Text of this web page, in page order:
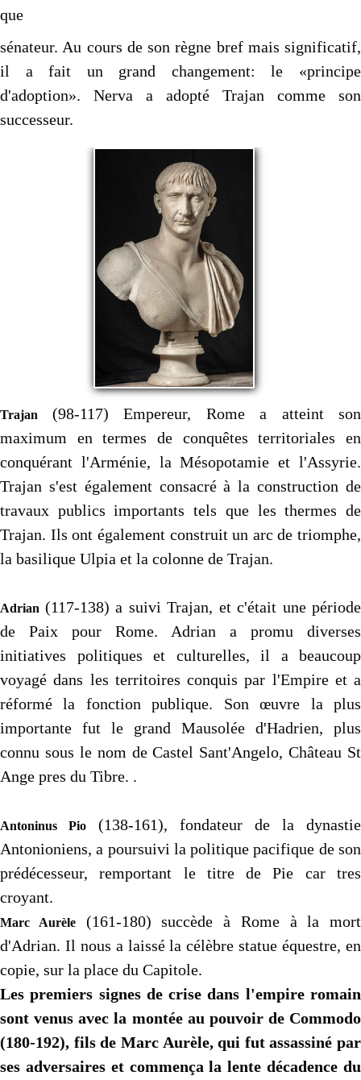
que
sénateur. Au cours de son règne bref mais significatif,
il a fait un grand changement: le «principe
d'adoption». Nerva a adopté Trajan comme son
successeur.
Trajan (98-117) Empereur, Rome a atteint son
maximum en termes de conquêtes territoriales en
conquérant l'Arménie, la Mésopotamie et l'Assyrie.
Trajan s'est également consacré à la construction de
travaux publics importants tels que les thermes de
Trajan. Ils ont également construit un arc de triomphe,
la basilique Ulpia et la colonne de Trajan.
Adrian (117-138) a suivi Trajan, et c'était une période
de Paix pour Rome. Adrian a promu diverses
initiatives politiques et culturelles, il a beaucoup
voyagé dans les territoires conquis par l'Empire et a
réformé la fonction publique. Son œuvre la plus
importante fut le grand Mausolée d'Hadrien, plus
connu sous le nom de Castel Sant'Angelo, Château St
Ange pres du Tibre. .
Antoninus Pio
(138-161), fondateur de la dynastie
Antonioniens, a poursuivi la politique pacifique de son
prédécesseur, remportant le titre de Pie car tres
croyant.
Marc Aurèle(161-180) succède à Rome à la mort
d'Adrian. Il nous a laissé la célèbre statue équestre, en
copie, sur la place du Capitole.
Les premiers signes de crise dans l'empire romain
sont venus avec la montée au pouvoir de Commodo
(180-192), fils de Marc Aurèle, qui fut assassiné par
ses adversaires et commença la lente décadence du